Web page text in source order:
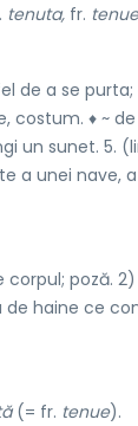
tenuta, fr. tenue
de a se
costum. ♦ ~
un sunet. 5.
a unei nave,
corpul; poză.
haine ce
(= fr. tenue).